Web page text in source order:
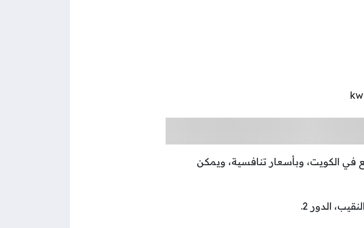
الكويت، وبأسعار تنافسية، ويمكن
الدور 2.